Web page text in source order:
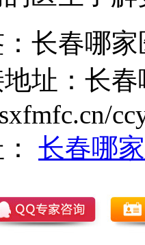
长春哪
址： 长春
长春哪